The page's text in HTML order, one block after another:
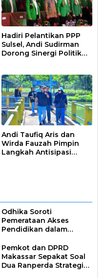
Hadiri Pelantikan PPP
Sulsel, Andi Sudirman
Dorong Sinergi Politik
Andi Taufiq Aris dan
Wirda Fauzah Pimpin
Langkah Antisipasi
Odhika Soroti
Pemerataan Akses
Pendidikan dalam
Pemkot dan DPRD
Makassar Sepakat Soal
Dua Ranperda Strategis